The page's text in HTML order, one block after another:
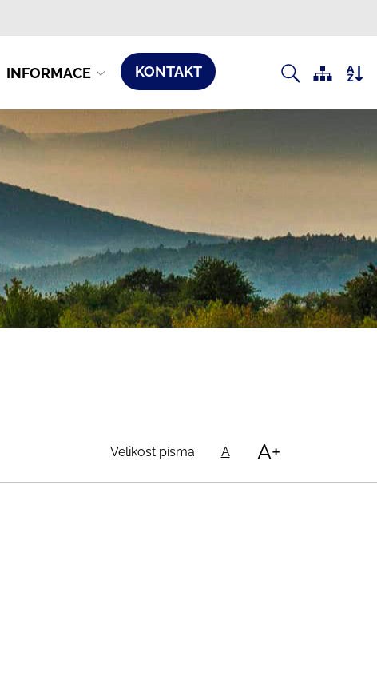
INFORMACE KONTAKT
Velikost písma: A A+